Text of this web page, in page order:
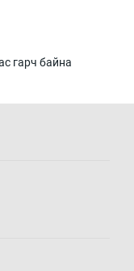
гарч байна